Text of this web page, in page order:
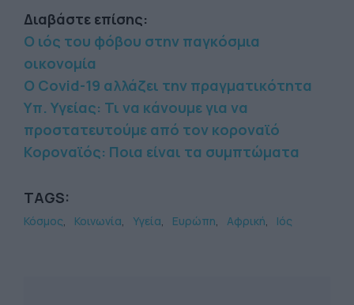
Διαβάστε επίσης:
Ο ιός του φόβου στην παγκόσμια
οικονομία
Ο Covid-19 αλλάζει την πραγματικότητα
Υπ. Υγείας: Τι να κάνουμε για να
προστατευτούμε από τον κοροναϊό
Κοροναϊός: Ποια είναι τα συμπτώματα
TAGS:
Κόσμος Κοινωνία Υγεία Ευρώπη Αφρική Ιός